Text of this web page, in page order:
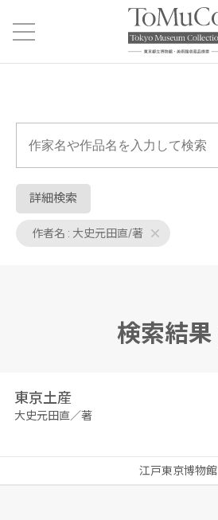
詳細検索
作者名 : 大史元田直/著
検索結果
東京土産
大史元田直／著
江戸東京博物館